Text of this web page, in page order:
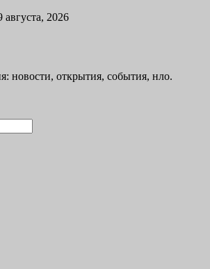
августа, 2026
новости, открытия, события, нло.